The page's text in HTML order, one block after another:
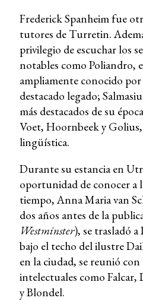
Frederick Spanheim fue
tutores de Turretin.
privilegio de escuchar los
notables como Poliandro,
ampliamente conocido por
destacado legado;
más destacados de su
Voet, Hoornbeek y
lingüística.
Durante su estancia en
oportunidad de conocer a
tiempo, Anna Maria van
dos años antes de la
Westminster), se trasladó a
bajo el techo del ilustre
en la ciudad, se reunió
intelectuales como
y Blondel.